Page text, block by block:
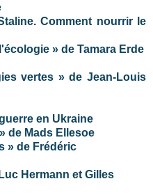
Comment nourrir le
» de Tamara Erde
vertes » de Jean-Louis
en Ukraine
de Mads Ellesoe
» de Frédéric
Hermann et Gilles